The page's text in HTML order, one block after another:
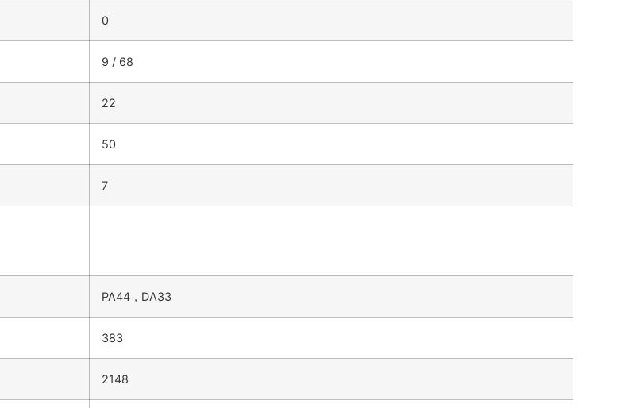
0
9 / 68
22
50
7
PA44，DA33
383
2148